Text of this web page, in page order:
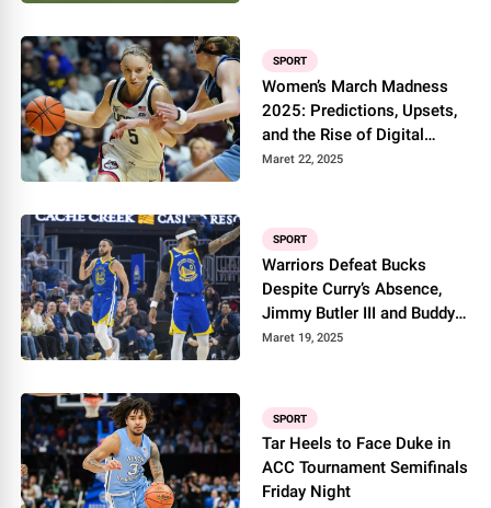
SPORT
Women’s March Madness
2025: Predictions, Upsets,
and the Rise of Digital
Influence
Maret 22, 2025
SPORT
Warriors Defeat Bucks
Despite Curry’s Absence,
Jimmy Butler III and Buddy
Hield Steal the Spotlight
Maret 19, 2025
SPORT
Tar Heels to Face Duke in
ACC Tournament Semifinals
Friday Night